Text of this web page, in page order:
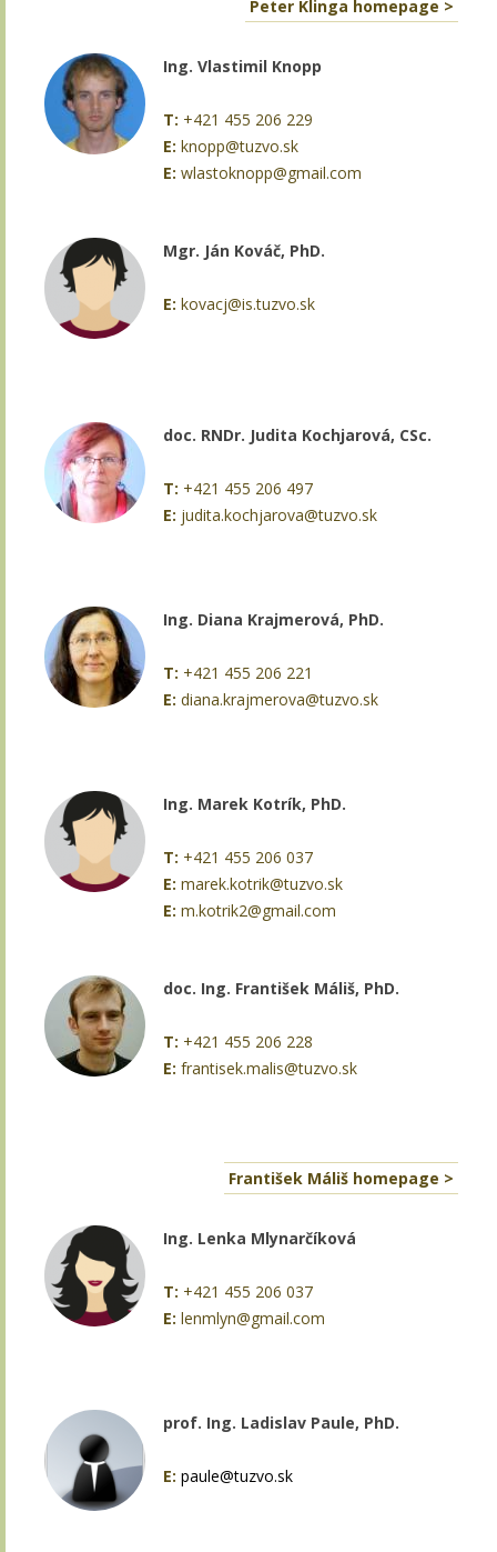
Peter Klinga homepage >
Ing. Vlastimil Knopp
T: +421 455 206 229
E: knopp@tuzvo.sk
E: wlastoknopp@gmail.com
Mgr. Ján Kováč, PhD.
E: kovacj@is.tuzvo.sk
doc. RNDr. Judita Kochjarová, CSc.
T: +421 455 206 497
E: judita.kochjarova@tuzvo.sk
Ing. Diana Krajmerová, PhD.
T: +421 455 206 221
E: diana.krajmerova@tuzvo.sk
Ing. Marek Kotrík, PhD.
T: +421 455 206 037
E: marek.kotrik@tuzvo.sk
E: m.kotrik2@gmail.com
doc. Ing. František Máliš, PhD.
T: +421 455 206 228
E: frantisek.malis@tuzvo.sk
František Máliš homepage >
Ing. Lenka Mlynarčíková
T: +421 455 206 037
E: lenmlyn@gmail.com
prof. Ing. Ladislav Paule, PhD.
E: paule@tuzvo.sk